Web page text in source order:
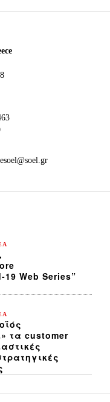
Web Series”
τα customer